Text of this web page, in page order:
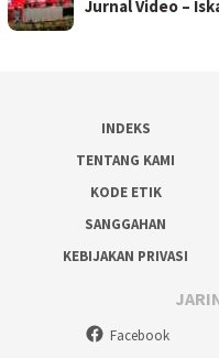
Jurnal Video –
INDEKS
TENTANG KAMI
KODE ETIK
SANGGAHAN
KEBIJAKAN PRIVASI
Facebook